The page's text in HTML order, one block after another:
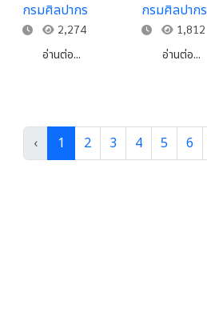
องค์ความรู้
ทางบรรเลง
ประกอบการ
กรมศิลปากร
2,274
อ่านต่อ...
ดนตรีตะวันตก
สู่วงดุริยางค์
สากล กรม
กรมศิลปากร
1,812
อ่านต่อ...
‹ 1 2 3 4 5 6